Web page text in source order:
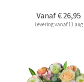
Vanaf€ 26,95
Levering vanaf 11 aug